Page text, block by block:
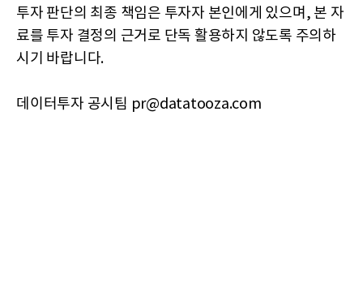
투자 판단의 최종 책임은 투자자 본인에게 있으며, 본 자
료를 투자 결정의 근거로 단독 활용하지 않도록 주의하
시기 바랍니다.
데이터투자 공시팀 pr@datatooza.com